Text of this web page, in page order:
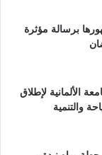
برسالة مؤثرة
الألمانية لإطلاق
والتنمية